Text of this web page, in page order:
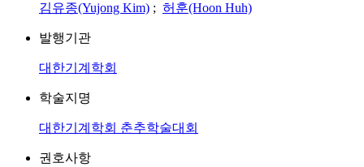
김유종(Yujong Kim) ; 허훈(Hoon Huh)
발행기관
대한기계학회
학술지명
대한기계학회 춘추학술대회
권호사항